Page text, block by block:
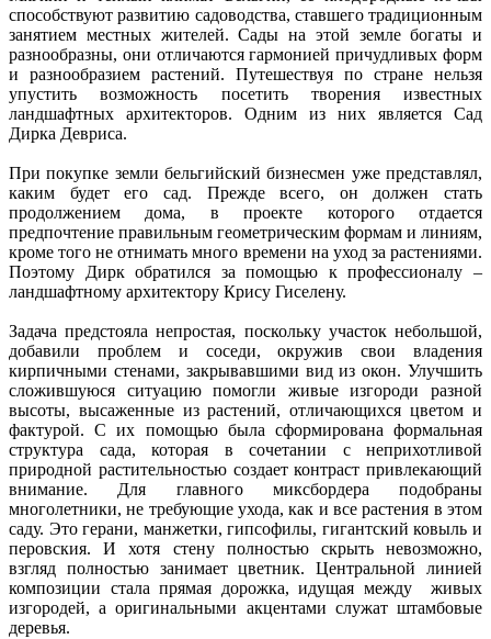
способствуют развитию садоводства, ставшего традиционным
занятием местных жителей. Сады на этой земле богаты и
разнообразны, они отличаются гармонией причудливых форм
и разнообразием растений. Путешествуя по стране нельзя
упустить возможность посетить творения известных
ландшафтных архитекторов. Одним из них является Сад
Дирка Девриса.
При покупке земли бельгийский бизнесмен уже представлял,
каким будет его сад. Прежде всего, он должен стать
продолжением дома, в проекте которого отдается
предпочтение правильным геометрическим формам и линиям,
кроме того не отнимать много времени на уход за растениями.
Поэтому Дирк обратился за помощью к профессионалу –
ландшафтному архитектору Крису Гиселену.
Задача предстояла непростая, поскольку участок небольшой,
добавили проблем и соседи, окружив свои владения
кирпичными стенами, закрывавшими вид из окон. Улучшить
сложившуюся ситуацию помогли живые изгороди разной
высоты, высаженные из растений, отличающихся цветом и
фактурой. С их помощью была сформирована формальная
структура сада, которая в сочетании с неприхотливой
природной растительностью создает контраст привлекающий
внимание. Для главного миксбордера подобраны
многолетники, не требующие ухода, как и все растения в этом
саду. Это герани, манжетки, гипсофилы, гигантский ковыль и
перовския. И хотя стену полностью скрыть невозможно,
взгляд полностью занимает цветник. Центральной линией
композиции стала прямая дорожка, идущая между живых
изгородей, а оригинальными акцентами служат штамбовые
деревья.